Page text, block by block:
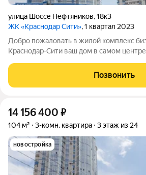
улица Шоссе Нефтяников,18к3
ЖК «Краснодар Сити», 1 квартал 2023
Добро пожаловать в жилой комплекс
Краснодар-Сити ваш дом в самом центре города.
метров. Две изолированные спальни
квадратных метров с большими окнами
Позвонить
14 156 400 ₽
104 м² 3-комн. квартира 3 этаж из 24
новостройка